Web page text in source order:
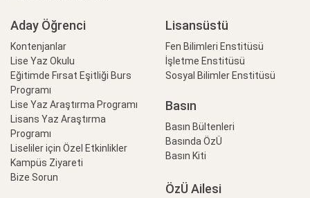
Aday Öğrenci
Kontenjanlar
Lise Yaz Okulu
Eğitimde Fırsat Eşitliği Burs
Programı
Lise Yaz Araştırma Programı
Lisans Yaz Araştırma
Programı
Liseliler için Özel Etkinlikler
Kampüs Ziyareti
Bize Sorun
Lisansüstü
Fen Bilimleri Enstitüsü
İşletme Enstitüsü
Sosyal Bilimler Enstitüsü
Basın
Basın Bültenleri
Basında ÖzÜ
Basın Kiti
ÖzÜ Ailesi